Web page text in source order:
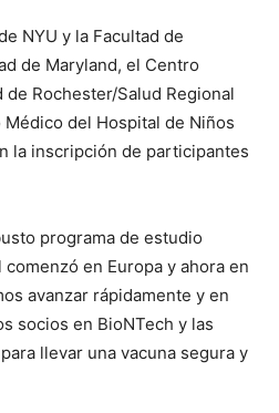
NYU y la Facultad de
de Maryland, el Centro
Rochester/Salud Regional
del Hospital de Niños
la inscripción de participantes
programa de estudio
en Europa y ahora en
avanzar rápidamente y en
socios en BioNTech y las
llevar una vacuna segura y